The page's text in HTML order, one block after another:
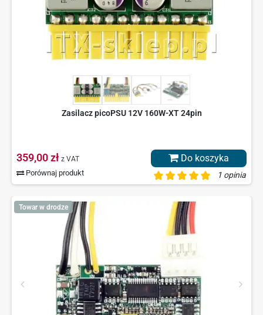
1 opinia
Zasilacz picoPSU 12V 160W-XT 24pin
359,00 zł z VAT
Porównaj produkt
Do koszyka
Towar w drodze